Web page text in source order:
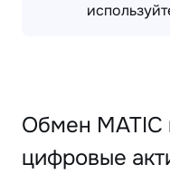
Обмен MATIC
цифровые